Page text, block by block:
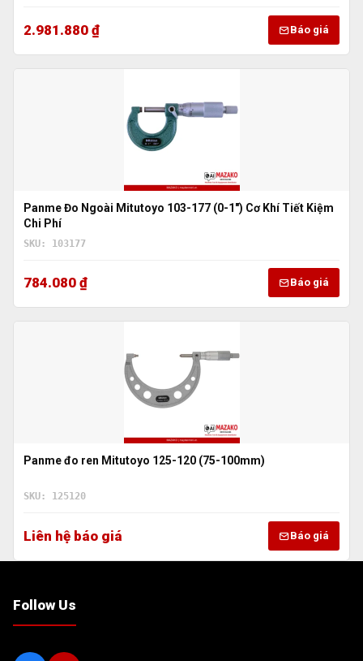
2.981.880 ₫ Báo giá
Panme Đo Ngoài Mitutoyo 103-177 (0-1″) Cơ Khí Tiết Kiệm
Chi Phí
SKU: 103177
784.080 ₫ Báo giá
Panme đo ren Mitutoyo 125-120 (75-100mm)
SKU: 125120
Liên hệ báo giá Báo giá
Follow Us